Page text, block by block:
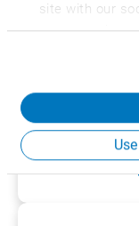
site with our
partners who
that you’ve
Robotika
CSB Palletizer,